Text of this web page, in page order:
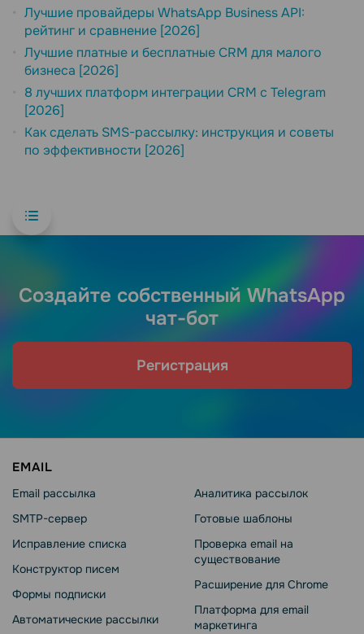
Лучшие провайдеры WhatsApp Business API:
рейтинг и сравнение [2026]
Лучшие платные и бесплатные CRM для малого
бизнеса [2026]
8 лучших платформ интеграции CRM с Telegram
[2026]
Как сделать SMS-рассылку: инструкция и советы
по эффективности [2026]
Создайте собственный WhatsApp
чат-бот
Регистрация
EMAIL
Email рассылка
SMTP-сервер
Исправление списка
Конструктор писем
Формы подписки
Автоматические рассылки
Аналитика рассылок
Готовые шаблоны
Проверка email на
существование
Расширение для Chrome
Платформа для email
маркетинга